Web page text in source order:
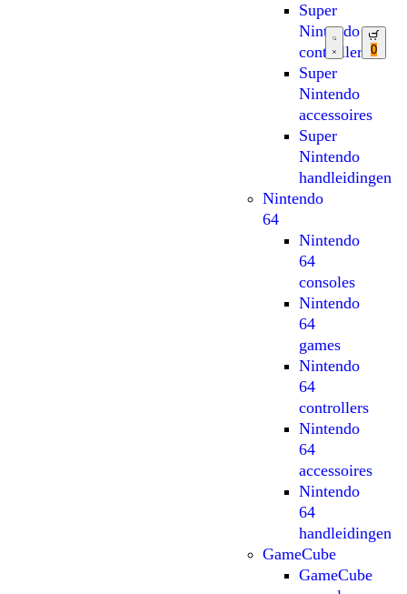
Super
Nintendo
controllers
Super
Nintendo
accessoires
Super
Nintendo
handleidingen
Nintendo
64
Nintendo
64
consoles
Nintendo
64
games
Nintendo
64
controllers
Nintendo
64
accessoires
Nintendo
64
handleidingen
GameCube
GameCube
0